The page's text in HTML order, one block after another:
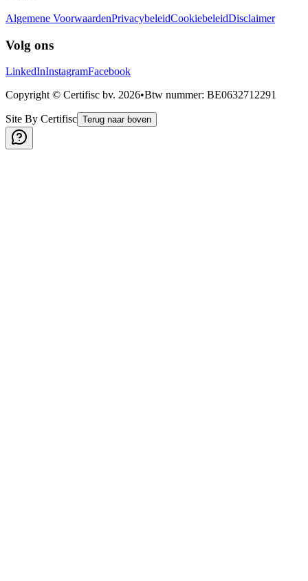
Algemene VoorwaardenPrivacybeleidCookiebeleidDisclaimer
Volg ons
LinkedInInstagramFacebook
Copyright © Certifisc bv. 2026•Btw nummer: BE0632712291
Site By Certifisc Terug naar boven